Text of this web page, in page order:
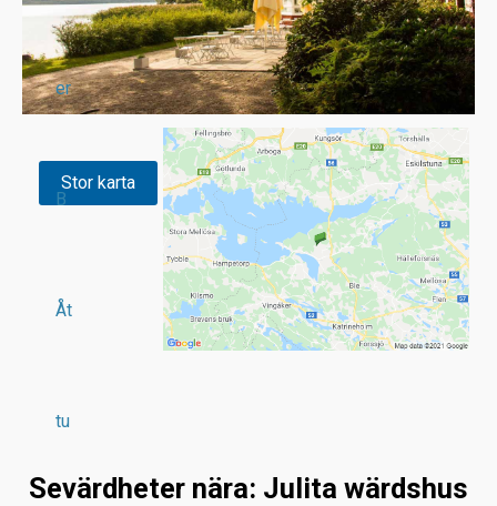
er
B
Åt
tu
Stor karta
Sevärdheter nära: Julita wärdshus